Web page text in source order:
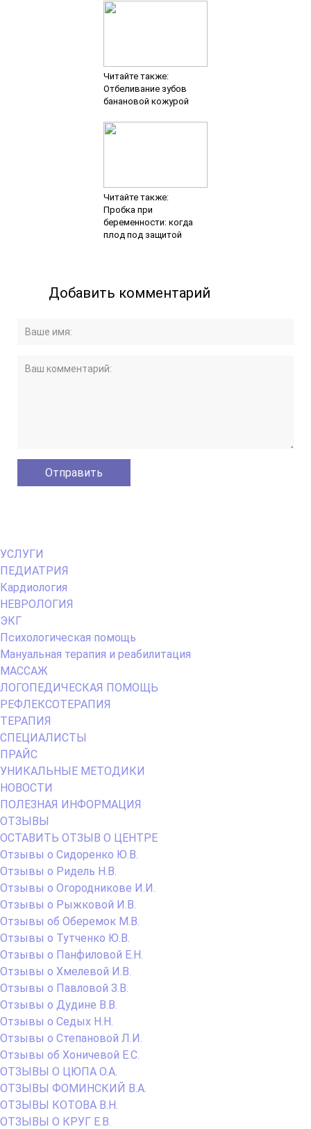
Читайте также:
Отбеливание зубов
банановой кожурой
Читайте также:
Пробка при
беременности: когда
плод под защитой
Добавить комментарий
Primary
Menu
УСЛУГИ
ПЕДИАТРИЯ
Кардиология
НЕВРОЛОГИЯ
ЭКГ
Психологическая помощь
Мануальная терапия и реабилитация
МАССАЖ
ЛОГОПЕДИЧЕСКАЯ ПОМОЩЬ
РЕФЛЕКСОТЕРАПИЯ
ТЕРАПИЯ
СПЕЦИАЛИСТЫ
ПРАЙС
УНИКАЛЬНЫЕ МЕТОДИКИ
НОВОСТИ
ПОЛЕЗНАЯ ИНФОРМАЦИЯ
ОТЗЫВЫ
ОСТАВИТЬ ОТЗЫВ О ЦЕНТРЕ
Отзывы о Сидоренко Ю.В.
Отзывы о Ридель Н.В.
Отзывы о Огородникове И.И.
Отзывы о Рыжковой И.В.
Отзывы об Оберемок М.В.
Отзывы о Тутченко Ю.В.
Отзывы о Панфиловой Е.Н.
Отзывы о Хмелевой И.В.
Отзывы о Павловой З.В.
Отзывы о Дудине В.В.
Отзывы о Седых Н.Н.
Отзывы о Степановой Л.И.
Отзывы об Хоничевой Е.С.
ОТЗЫВЫ О ЦЮПА О.А.
ОТЗЫВЫ ФОМИНСКИЙ В.А.
ОТЗЫВЫ КОТОВА В.Н.
ОТЗЫВЫ О КРУГ Е.В.